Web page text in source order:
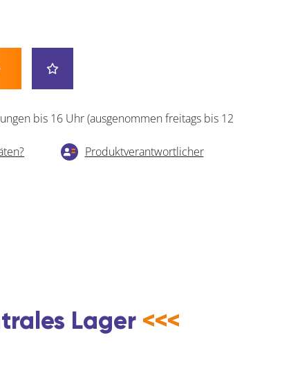
bis 16 Uhr (ausgenommen freitags bis 12
Produktverantwortlicher
Lager <<<